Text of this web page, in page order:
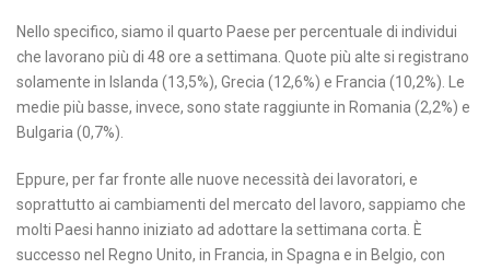
Nello specifico, siamo il quarto Paese per percentuale di individui
che lavorano più di 48 ore a settimana. Quote più alte si registrano
solamente in Islanda (13,5%), Grecia (12,6%) e Francia (10,2%). Le
medie più basse, invece, sono state raggiunte in Romania (2,2%) e
Bulgaria (0,7%).
Eppure, per far fronte alle nuove necessità dei lavoratori, e
soprattutto ai cambiamenti del mercato del lavoro, sappiamo che
molti Paesi hanno iniziato ad adottare la settimana corta. È
successo nel Regno Unito, in Francia, in Spagna e in Belgio, con